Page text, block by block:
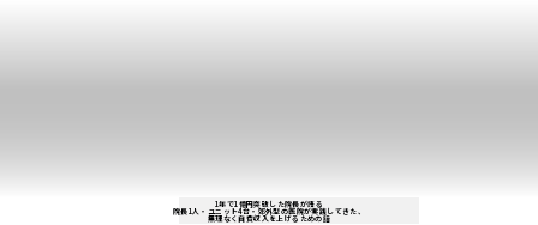
1年で1億円突破した院長が語る
院長1人・ユニット4台・郊外型の医院が実践してきた、
無理なく自費収入を上げるための話